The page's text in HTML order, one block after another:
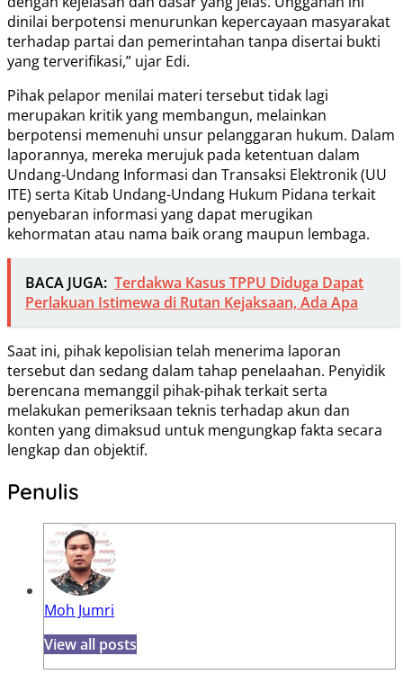
dinilai berpotensi menurunkan kepercayaan masyarakat
terhadap partai dan pemerintahan tanpa disertai bukti
yang terverifikasi,” ujar Edi.
Pihak pelapor menilai materi tersebut tidak lagi
merupakan kritik yang membangun, melainkan
berpotensi memenuhi unsur pelanggaran hukum. Dalam
laporannya, mereka merujuk pada ketentuan dalam
Undang-Undang Informasi dan Transaksi Elektronik (UU
ITE) serta Kitab Undang-Undang Hukum Pidana terkait
penyebaran informasi yang dapat merugikan
kehormatan atau nama baik orang maupun lembaga.
BACA JUGA: Terdakwa Kasus TPPU Diduga Dapat
Perlakuan Istimewa di Rutan Kejaksaan, Ada Apa
Saat ini, pihak kepolisian telah menerima laporan
tersebut dan sedang dalam tahap penelaahan. Penyidik
berencana memanggil pihak-pihak terkait serta
melakukan pemeriksaan teknis terhadap akun dan
konten yang dimaksud untuk mengungkap fakta secara
lengkap dan objektif.
Penulis
Moh Jumri
View all posts